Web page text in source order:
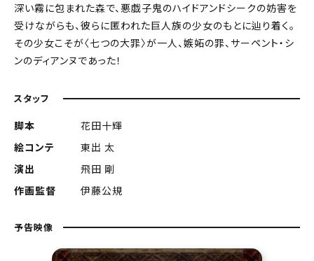
深い霧に包まれた森で、悪戯子鬼のハイドアンドシークの妨害を
受けながらも、彼らに匿われた巨人族の少女のもとに辿り着く。
その少女こそが〈七つの大罪〉が一人、嫉妬の罪、サーペント・シ
ンのディアンヌであった！
スタッフ
脚本
花田十輝
絵コンテ
東出 太
演出
飛田 剛
作画監督
伊藤公規
予告映像